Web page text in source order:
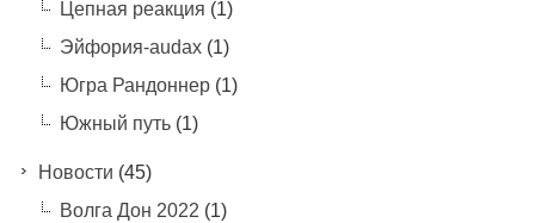
Цепная реакция (1)
Эйфория-audax(1)
Югра Рандоннер(1)
Южный путь(1)
Новости (45)
Волга Дон 2022 (1)